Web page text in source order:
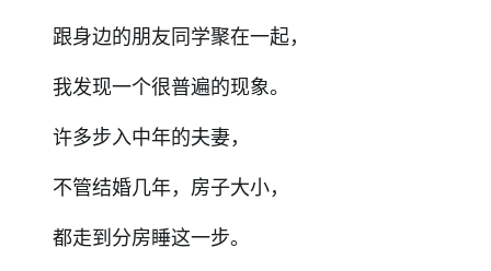
跟身边的朋友同学聚在一起，
我发现一个很普遍的现象。
许多步入中年的夫妻，
不管结婚几年，房子大小，
都走到分房睡这一步。